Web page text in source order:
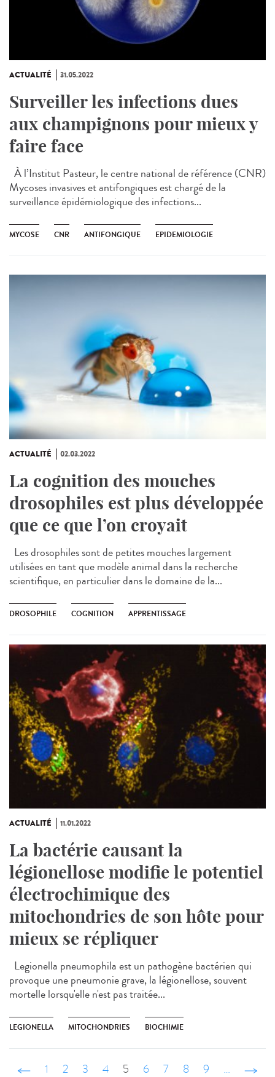
ACTUALITÉ 31.05.2022
Surveiller les infections dues
aux champignons pour mieux y
faire face
À l’Institut Pasteur, le centre national de référence (CNR)
Mycoses invasives et antifongiques est chargé de la
surveillance épidémiologique des infections...
MYCOSE CNR ANTIFONGIQUE EPIDEMIOLOGIE
ACTUALITÉ 02.03.2022
La cognition des mouches
drosophiles est plus développée
que ce que l’on croyait
Les drosophiles sont de petites mouches largement
utilisées en tant que modèle animal dans la recherche
scientifique, en particulier dans le domaine de la...
DROSOPHILE COGNITION APPRENTISSAGE
ACTUALITÉ 11.01.2022
La bactérie causant la
légionellose modifie le potentiel
électrochimique des
mitochondries de son hôte pour
mieux se répliquer
Legionella pneumophila est un pathogène bactérien qui
provoque une pneumonie grave, la légionellose, souvent
mortelle lorsqu'elle n'est pas traitée...
LEGIONELLA MITOCHONDRIES BIOCHIMIE
‹ précédent
1 2 3 4 5 6 7 8 9 …